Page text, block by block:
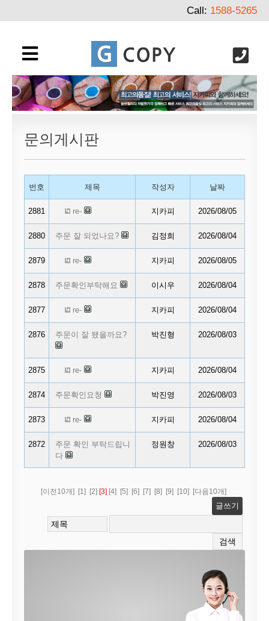
Call: 1588-5265
문의게시판
번호 제목 작성자 날짜
2881 re- 지카피 2026/08/05
2880 주문 잘 되었나요? 김정희 2026/08/04
2879 re- 지카피 2026/08/05
2878 주문확인부탁해요 이시우 2026/08/04
2877 re- 지카피 2026/08/04
2876 주문이 잘 됐을까요? 박진형 2026/08/03
2875 re- 지카피 2026/08/04
2874 주문확인요청 박진영 2026/08/03
2873 re- 지카피 2026/08/04
2872
주문 확인 부탁드립니
다
정원창 2026/08/03
[이전10개] [1] [2] [3] [4] [5] [6] [7] [8] [9] [10] [다음10개]
글쓰기